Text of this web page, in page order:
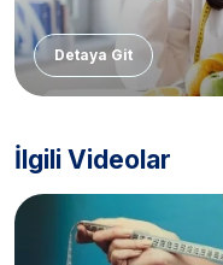
Detaya Git
İlgili Videolar